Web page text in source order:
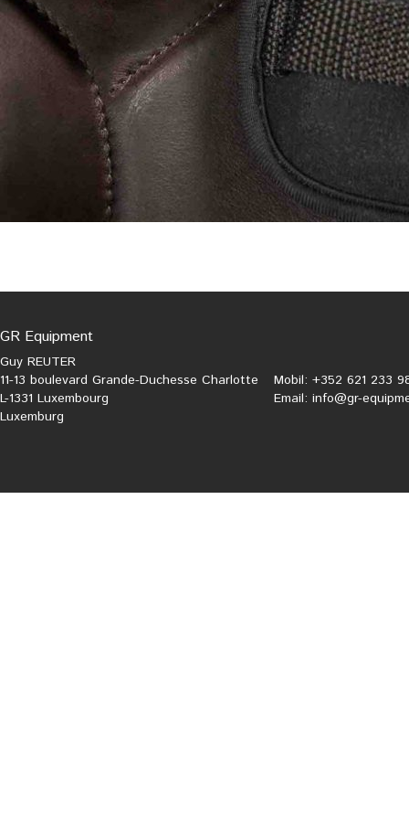
GR Equipment
Guy REUTER
11-13 boulevard Grande-Duchesse Charlotte
L-1331 Luxembourg
Luxemburg
Mobil: +352 621 233
Email: info@gr-